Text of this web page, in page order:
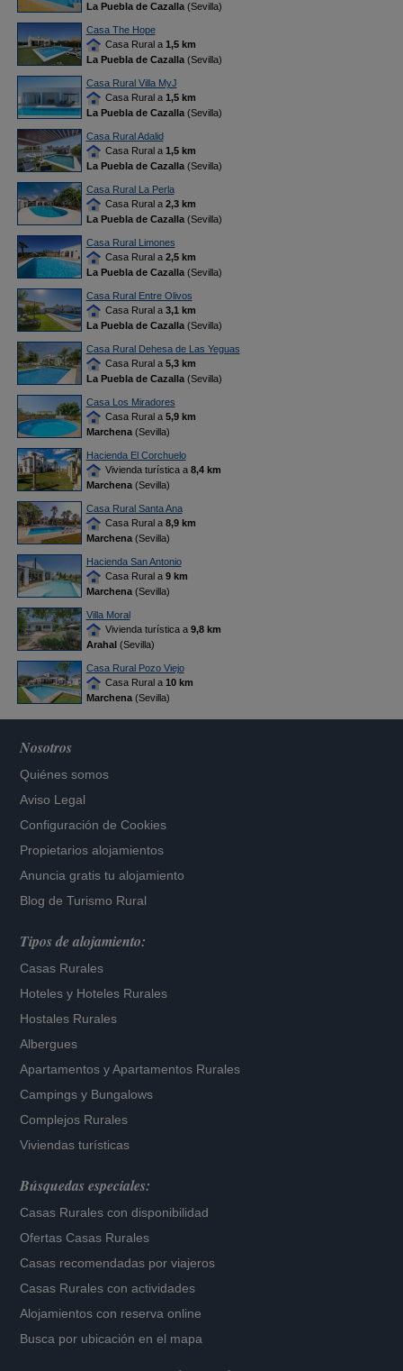
La Puebla de Cazalla(Sevilla)
Casa The Hope
Casa Rural a 1,5 km
La Puebla de Cazalla(Sevilla)
Casa Rural Villa MyJ
Casa Rural a 1,5 km
La Puebla de Cazalla(Sevilla)
Casa Rural Adalid
Casa Rural a 1,5 km
La Puebla de Cazalla(Sevilla)
Casa Rural La Perla
Casa Rural a 2,3 km
La Puebla de Cazalla(Sevilla)
Casa Rural Limones
Casa Rural a 2,5 km
La Puebla de Cazalla(Sevilla)
Casa Rural Entre Olivos
Casa Rural a 3,1 km
La Puebla de Cazalla(Sevilla)
Casa Rural Dehesa de Las Yeguas
Casa Rural a 5,3 km
La Puebla de Cazalla(Sevilla)
Casa Los Miradores
Casa Rural a 5,9 km
Marchena(Sevilla)
Hacienda El Corchuelo
Vivienda turística a 8,4 km
Marchena(Sevilla)
Casa Rural Santa Ana
Casa Rural a 8,9 km
Marchena(Sevilla)
Hacienda San Antonio
Casa Rural a 9 km
Marchena(Sevilla)
Villa Moral
Vivienda turística a 9,8 km
Arahal(Sevilla)
Casa Rural Pozo Viejo
Casa Rural a 10 km
Marchena(Sevilla)
Nosotros
Quiénes somos
Aviso Legal
Configuración de Cookies
Propietarios alojamientos
Anuncia gratis tu alojamiento
Blog de Turismo Rural
Tipos de alojamiento:
Casas Rurales
Hoteles y Hoteles Rurales
Hostales Rurales
Albergues
Apartamentos yApartamentos Rurales
Campings y Bungalows
Complejos Rurales
Viviendas turísticas
Búsquedas especiales:
Casas Rurales con disponibilidad
Ofertas Casas Rurales
Casas recomendadas por viajeros
Casas Rurales con actividades
Alojamientos con reserva online
Busca por ubicación en el mapa